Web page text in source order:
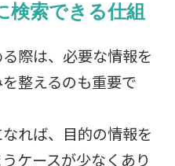
検索できる仕組
際は、必要な情報を
整えるのも重要で
れば、目的の情報を
ケースが少なくあり